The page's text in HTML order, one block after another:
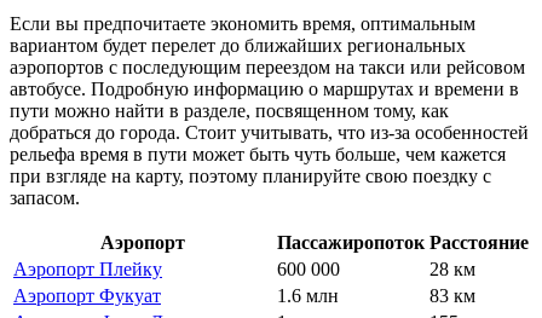
Если вы предпочитаете экономить время, оптимальным
вариантом будет перелет до ближайших региональных
аэропортов с последующим переездом на такси или рейсовом
автобусе. Подробную информацию о маршрутах и времени в
пути можно найти в разделе, посвященном тому, как
добраться до города. Стоит учитывать, что из-за особенностей
рельефа время в пути может быть чуть больше, чем кажется
при взгляде на карту, поэтому планируйте свою поездку с
запасом.
Аэропорт Пассажиропоток Расстояние
Аэропорт Плейку
600 000
28 км
Аэропорт Фукуат
1.6 млн
83 км